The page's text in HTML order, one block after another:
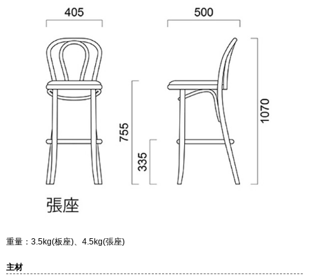
重量：3.5kg(板座)、4.5kg(張座)
主材